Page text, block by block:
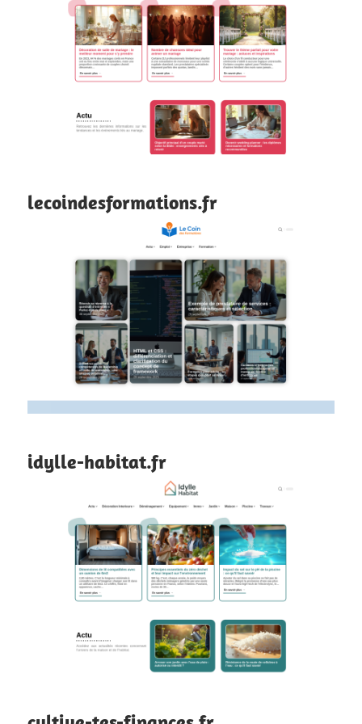
lecoindesformations.fr
idylle-habitat.fr